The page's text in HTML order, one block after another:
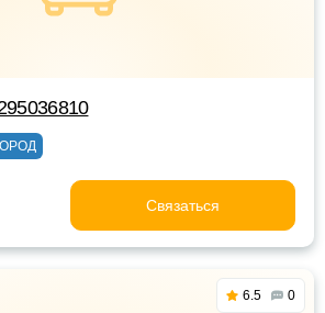
Связаться
6.5 0